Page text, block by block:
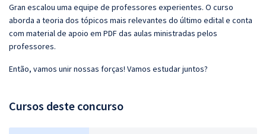
Gran escalou uma equipe de professores experientes. O curso
aborda a teoria dos tópicos mais relevantes do último edital e conta
com material de apoio em PDF das aulas ministradas pelos
professores.
Então, vamos unir nossas forças! Vamos estudar juntos?
Cursos deste concurso